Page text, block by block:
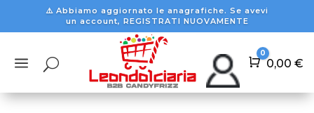
⚠️ Abbiamo aggiornato le anagrafiche. Se avevi
un account, REGISTRATI NUOVAMENTE
a U Carrello
0
0,00€